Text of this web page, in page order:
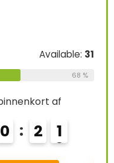
Available:31
68 %
af
2
1